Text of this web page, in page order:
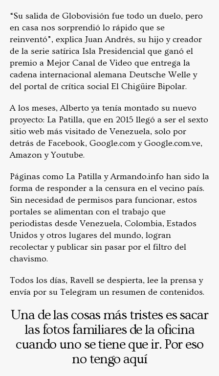
“Su salida de Globovisión fue todo un duelo, pero
en casa nos sorprendió lo rápido que se
reinventó”, explica Juan Andrés, su hijo y creador
de la serie satírica Isla Presidencial que ganó el
premio a Mejor Canal de Video que entrega la
cadena internacional alemana Deutsche Welle y
del portal de crítica social El Chigüire Bipolar.
A los meses, Alberto ya tenía montado su nuevo
proyecto: La Patilla, que en 2015 llegó a ser el sexto
sitio web más visitado de Venezuela, solo por
detrás de Facebook, Google.com y Google.com.ve,
Amazon y Youtube.
Páginas como La Patilla y Armando.info han sido la
forma de responder a la censura en el vecino país.
Sin necesidad de permisos para funcionar, estos
portales se alimentan con el trabajo que
periodistas desde Venezuela, Colombia, Estados
Unidos y otros lugares del mundo, logran
recolectar y publicar sin pasar por el filtro del
chavismo.
Todos los días, Ravell se despierta, lee la prensa y
envía por su Telegram un resumen de contenidos.
Una de las cosas más tristes es sacar
las fotos familiares de la oficina
cuando uno se tiene que ir. Por eso
no tengo aquí